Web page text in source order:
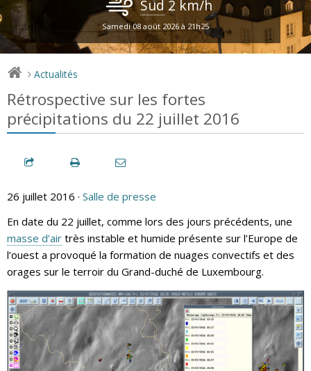
Sud 2 km/h
Samedi 08 août 2026 à 21h25
> Actualités
Rétrospective sur les fortes
précipitations du 22 juillet 2016
26 juillet 2016 · Salle de presse
En date du 22 juillet, comme lors des jours précédents, une
masse d’air très instable et humide présente sur l’Europe de
l’ouest a provoqué la formation de nuages convectifs et des
orages sur le terroir du Grand-duché de Luxembourg.